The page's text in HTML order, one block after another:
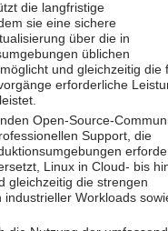
die langfristige
sie eine sichere
über die in
üblichen
und gleichzeitig die
erforderliche
Open-Source-
Support, die
Linux in Cloud- bis
gleichzeitig die strengen
Workloads